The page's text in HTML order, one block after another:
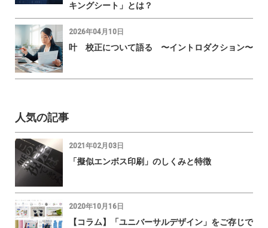
キングシート」とは？
2026年04月10日
叶 校正について語る 〜イントロダクション〜
人気の記事
2021年02月03日
「擬似エンボス印刷」のしくみと特徴
2020年10月16日
【コラム】「ユニバーサルデザイン」をご存じで